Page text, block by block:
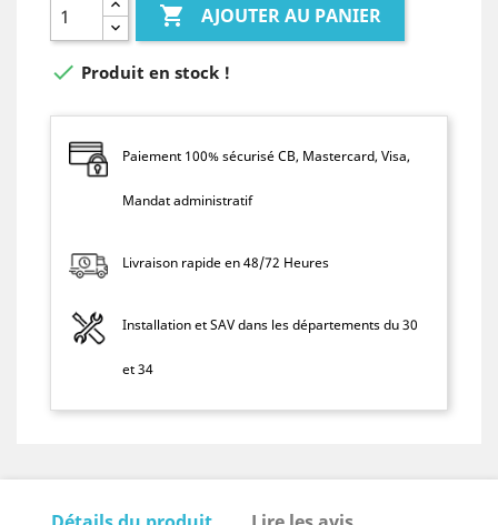
 AJOUTER AU PANIER
 Produit en stock !
Paiement 100% sécurisé CB, Mastercard, Visa,
Mandat administratif
Livraison rapide en 48/72 Heures
Installation et SAV dans les départements du 30
et 34